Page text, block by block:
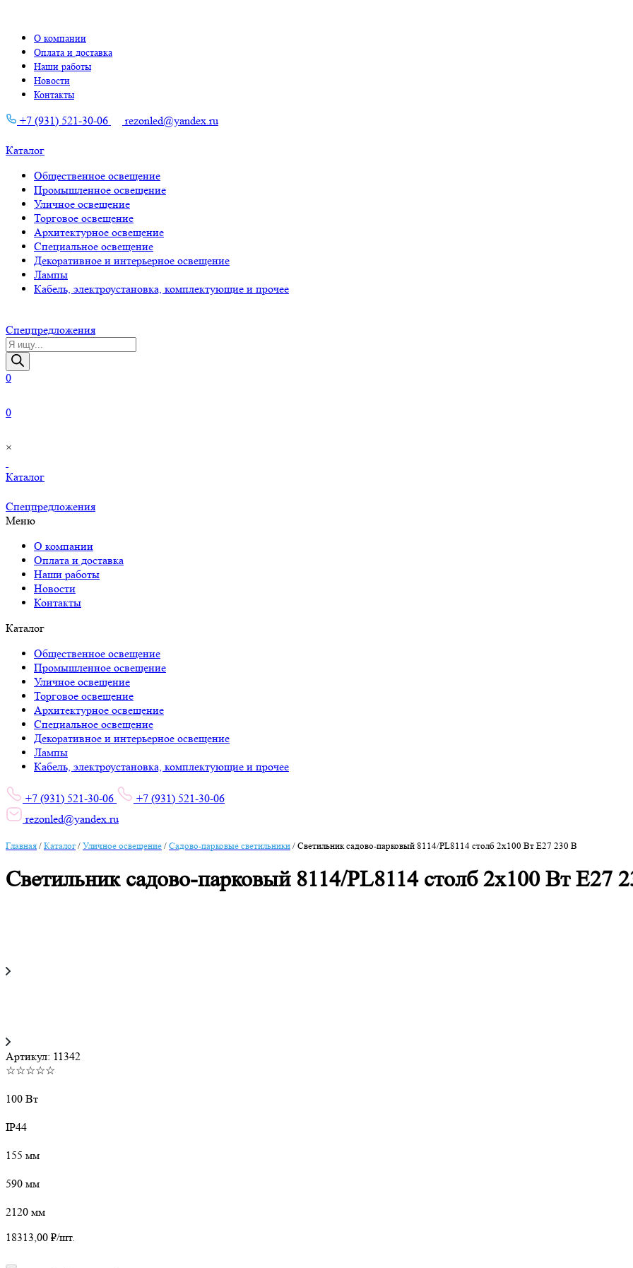
О компании
Оплата и доставка
Наши работы
Новости
Контакты
+7 (931) 521-30-06 rezonled@yandex.ru
Каталог
Общественное освещение
Промышленное освещение
Уличное освещение
Торговое освещение
Архитектурное освещение
Специальное освещение
Декоративное и интерьерное освещение
Лампы
Кабель, электроустановка, комплектующие и прочее
Cпецпредложения
Поиск
товаров
0
0
×
Каталог
Cпецпредложения
Меню
О компании
Оплата и доставка
Наши работы
Новости
Контакты
Каталог
Общественное освещение
Промышленное освещение
Уличное освещение
Торговое освещение
Архитектурное освещение
Специальное освещение
Декоративное и интерьерное освещение
Лампы
Кабель, электроустановка, комплектующие и прочее
+7 (931) 521-30-06
+7 (931) 521-30-06
rezonled@yandex.ru
Главная / Каталог/ Уличное освещение / Садово-парковые светильники / Светильник садово-парковый 8114/PL8114 столб 2х100 Вт E27 230 В
Светильник садово-парковый 8114/PL8114 столб 2х100 Вт E27
Артикул: 11342
☆☆☆☆☆
100 Вт
IP44
155 мм
590 мм
2120 мм
18313,00 ₽/шт.